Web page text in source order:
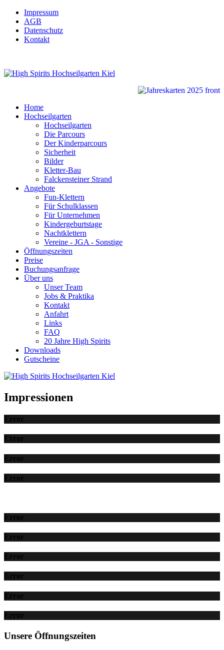
Impressum
AGB
Datenschutz
Kontakt
Home
Hochseilgarten
Hochseilgarten
Die Parcours
Der Kinderparcours
Sicherheit
Bilder
Kletter-Bau
Falckensteiner Strand
Angebote
Fun-Klettern
Für Schulklassen
Für Unternehmen
Kindergeburtstage
Nachtklettern
Vereine - JGA - Sonstige
Öffnungszeiten
Preise
Buchungsanfrage
Über uns
Unser Team
Jobs & Praktika
Kontakt
Anfahrt
Links
FAQ
20 Jahre High Spirits
Downloads
Gutscheine
Impressionen
Error
Error
Error
Error
Error
Error
Error
Error
Error
Error
Unsere Öffnungszeiten